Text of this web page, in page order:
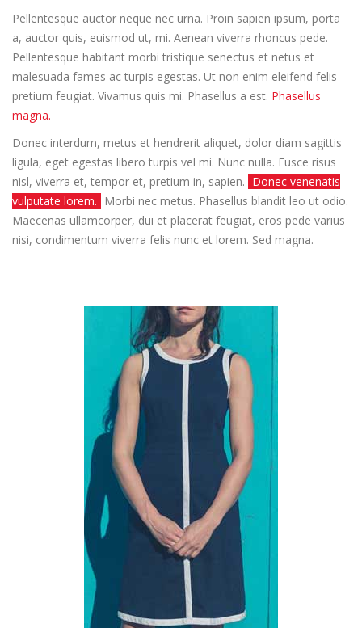
Pellentesque auctor neque nec urna. Proin sapien ipsum, porta
a, auctor quis, euismod ut, mi. Aenean viverra rhoncus pede.
Pellentesque habitant morbi tristique senectus et netus et
malesuada fames ac turpis egestas. Ut non enim eleifend felis
pretium feugiat. Vivamus quis mi. Phasellus a est. Phasellus
magna.
Donec interdum, metus et hendrerit aliquet, dolor diam sagittis
ligula, eget egestas libero turpis vel mi. Nunc nulla. Fusce risus
nisl, viverra et, tempor et, pretium in, sapien. Donec venenatis
vulputate lorem. Morbi nec metus. Phasellus blandit leo ut odio.
Maecenas ullamcorper, dui et placerat feugiat, eros pede varius
nisi, condimentum viverra felis nunc et lorem. Sed magna.